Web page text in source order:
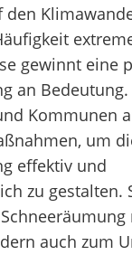
den
gewinnt eine
an
Kommunen
um
effektiv und
zu gestalten.
auch zum